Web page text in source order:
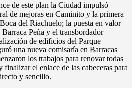
de este plan la Ciudad impulsó
de mejoras en Caminito y la primera
del Riachuelo; la puesta en valor
Peña y el transbordador
de edificios del Parque
una nueva comisaría en Barracas
los trabajos para renovar todas
finalizar el enlace de las cabeceras para
y sencillo.